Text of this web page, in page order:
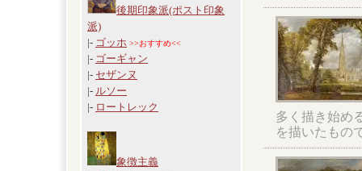
後期印象派(ポスト印象
派)
|- ゴッホ >>おすすめ<<
|- ゴーギャン
|- セザンヌ
|- ルソー
|- ロートレック
象徴主義
多く描き始め
を描いたもの